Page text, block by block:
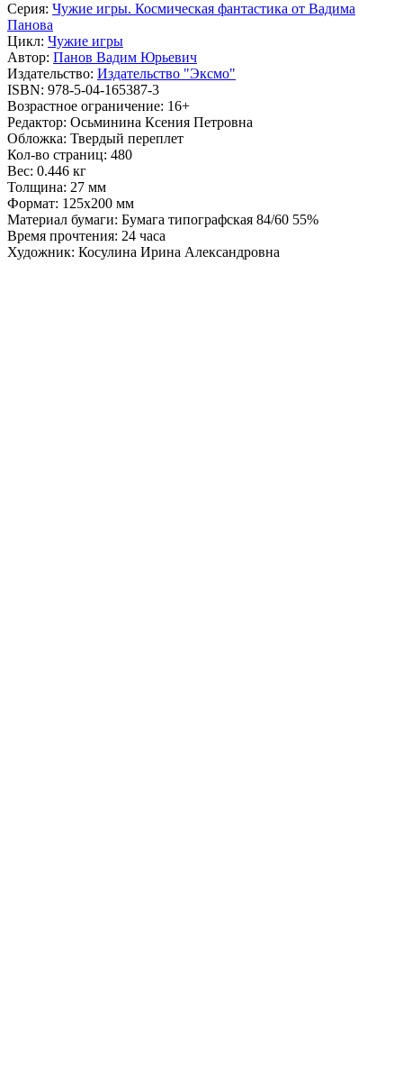
Серия: Чужие игры. Космическая фантастика от Вадима
Панова
Цикл: Чужие игры
Автор: Панов Вадим Юрьевич
Издательство: Издательство "Эксмо"
ISBN: 978-5-04-165387-3
Возрастное ограничение: 16+
Редактор: Осьминина Ксения Петровна
Обложка: Твердый переплет
Кол-во страниц: 480
Вес: 0.446 кг
Толщина: 27 мм
Формат: 125x200 мм
Материал бумаги: Бумага типографская 84/60 55%
Время прочтения: 24 часа
Художник: Косулина Ирина Александровна